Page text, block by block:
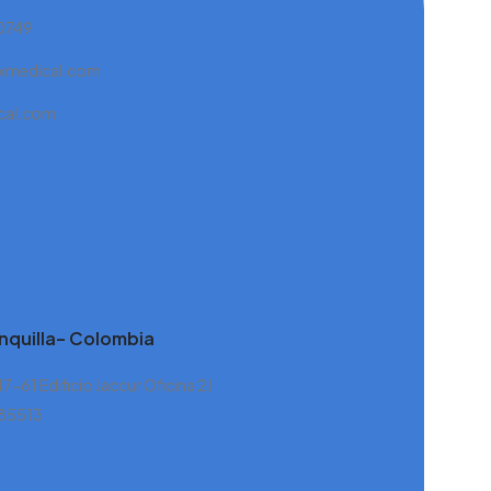
Colombia
61 Edificio Jaccur Oficina 2J